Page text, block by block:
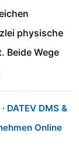
physische
Beide Wege
· DATEV DMS &
Online